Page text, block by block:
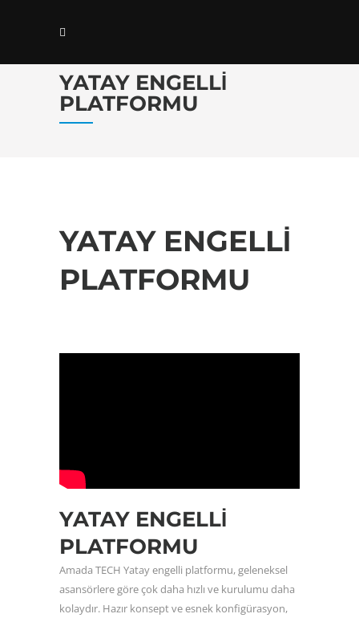
YATAY ENGELLI
PLATFORMU
YATAY ENGELLİ
PLATFORMU
YATAY ENGELLI
PLATFORMU
Amada TECH Yatay engelli platformu, geleneksel
asansörlere göre çok daha hızlı ve kurulumu daha
kolaydır. Hazır konsept ve esnek konfigürasyon,